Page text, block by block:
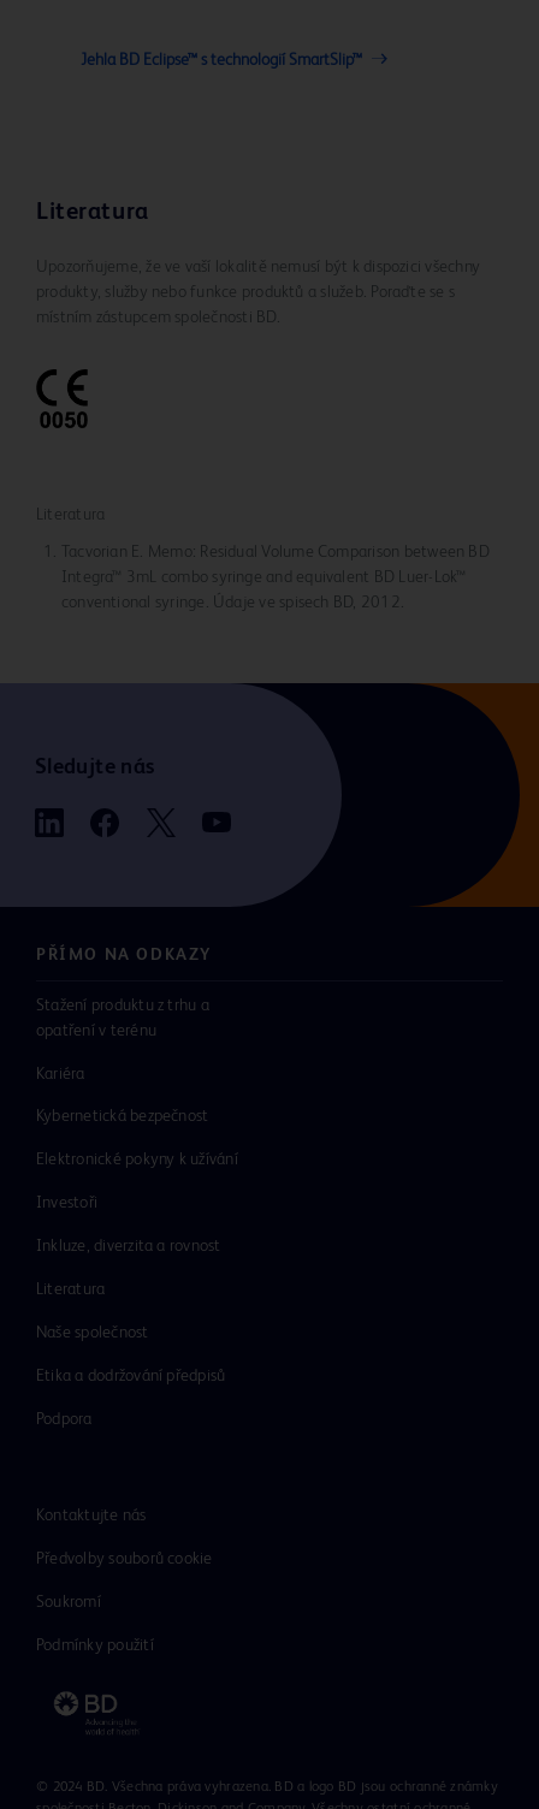
Jehla BD Eclipse™ s technologií SmartSlip™
Literatura
Upozorňujeme, že ve vaší lokalitě nemusí být k dispozici všechny
produkty, služby nebo funkce produktů a služeb. Poraďte se s
místním zástupcem společnosti BD.
Literatura
Tacvorian E. Memo: Residual Volume Comparison between BD
Integra™ 3mL combo syringe and equivalent BD Luer-Lok™
conventional syringe. Údaje ve spisech BD, 2012.
Sledujte nás
PŘÍMO NA ODKAZY
Stažení produktu z trhu a
opatření v terénu
Kariéra
Kybernetická bezpečnost
Elektronické pokyny k užívání
Investoři
Inkluze, diverzita a rovnost
Literatura
Naše společnost
Etika a dodržování předpisů
Podpora
Kontaktujte nás
Předvolby souborů cookie
Soukromí
Podmínky použití
© 2024 BD. Všechna práva vyhrazena. BD a logo BD jsou ochranné známky